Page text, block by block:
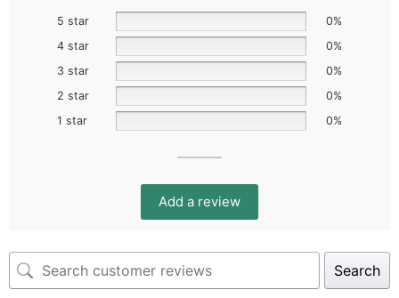
5 star
0%
4 star
0%
3 star
0%
2 star
0%
1 star
0%
Add a review
Search